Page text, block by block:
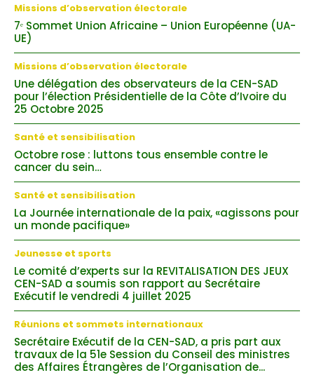
Missions d’observation électorale
7ᵉ Sommet Union Africaine – Union Européenne (UA-
UE)
Missions d’observation électorale
Une délégation des observateurs de la CEN-SAD
pour l’élection Présidentielle de la Côte d’Ivoire du
25 Octobre 2025
Santé et sensibilisation
Octobre rose : luttons tous ensemble contre le
cancer du sein…
Santé et sensibilisation
La Journée internationale de la paix, «agissons pour
un monde pacifique»
Jeunesse et sports
Le comité d’experts sur la REVITALISATION DES JEUX
CEN-SAD a soumis son rapport au Secrétaire
Exécutif le vendredi 4 juillet 2025
Réunions et sommets internationaux
Secrétaire Exécutif de la CEN-SAD, a pris part aux
travaux de la 51e Session du Conseil des ministres
des Affaires Étrangères de l’Organisation de...